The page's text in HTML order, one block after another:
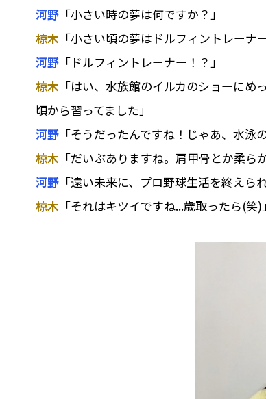
河野 「小さい時の夢は何ですか？」
椋木 「小さい頃の夢はドルフィントレーナ
河野 「ドルフィントレーナー！？」
椋木 「はい、水族館のイルカのショーに
頃から習ってました」
河野 「そうだったんですね！じゃあ、水泳
椋木 「だいぶありますね。肩甲骨とか柔ら
河野 「遠い未来に、プロ野球生活を終え
椋木 「それはキツイですね...歳取ったら(笑)」